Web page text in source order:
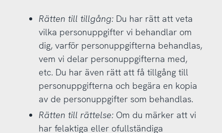
Rätten till tillgång: Du har rätt att veta
vilka personuppgifter vi behandlar om
dig, varför personuppgifterna behandlas,
vem vi delar personuppgifterna med,
etc. Du har även rätt att få tillgång till
personuppgifterna och begära en kopia
av de personuppgifter som behandlas.
Rätten till rättelse:Om du märker att vi
har felaktiga eller ofullständiga